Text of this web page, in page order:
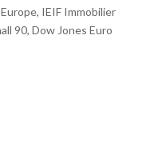
IEIF Immobilier
90, Dow Jones Euro